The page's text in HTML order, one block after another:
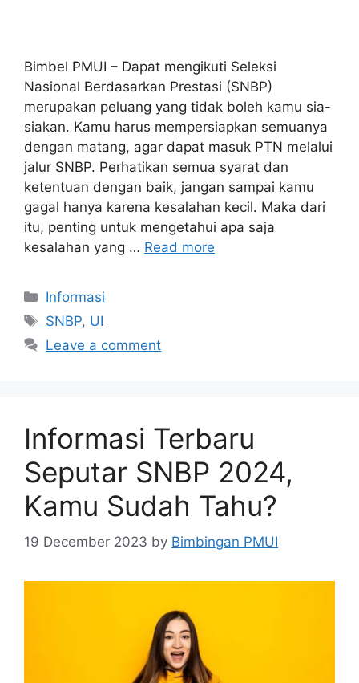
Bimbel PMUI – Dapat mengikuti Seleksi
Nasional Berdasarkan Prestasi (SNBP)
merupakan peluang yang tidak boleh kamu sia-
siakan. Kamu harus mempersiapkan semuanya
dengan matang, agar dapat masuk PTN melalui
jalur SNBP. Perhatikan semua syarat dan
ketentuan dengan baik, jangan sampai kamu
gagal hanya karena kesalahan kecil. Maka dari
itu, penting untuk mengetahui apa saja
kesalahan yang … Read more
Informasi
SNBP, UI
Leave a comment
Informasi Terbaru
Seputar SNBP 2024,
Kamu Sudah Tahu?
19 December 2023 by Bimbingan PMUI